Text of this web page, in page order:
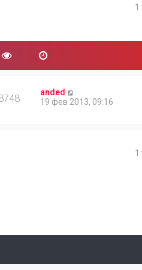
1
anded
19 фев 2013, 09:16
1